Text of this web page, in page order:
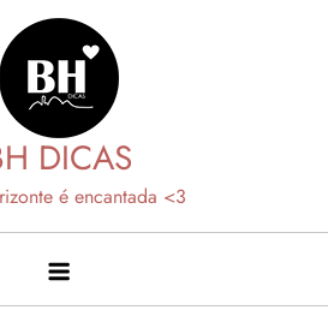
DICAS
é encantada <3